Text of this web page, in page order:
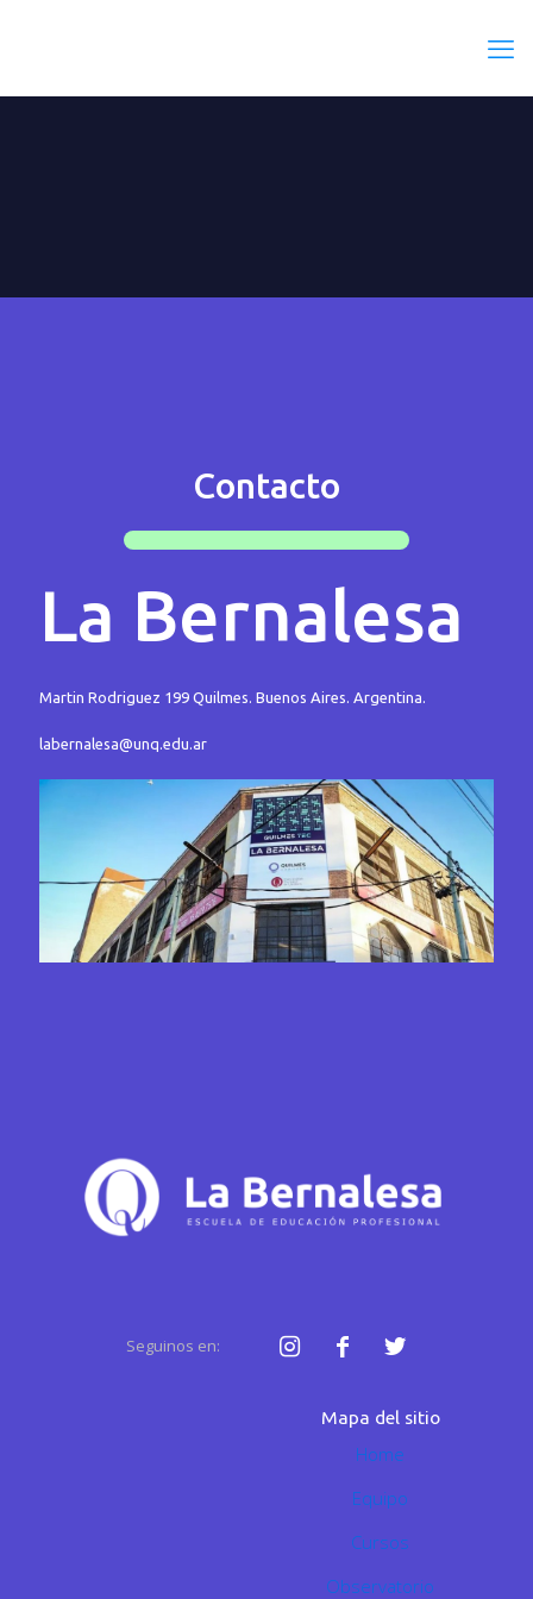
Contacto
La Bernalesa
Martin Rodriguez 199 Quilmes. Buenos Aires. Argentina.
labernalesa@unq.edu.ar
Seguinos en:
Mapa del sitio
Home
Equipo
Cursos
Observatorio